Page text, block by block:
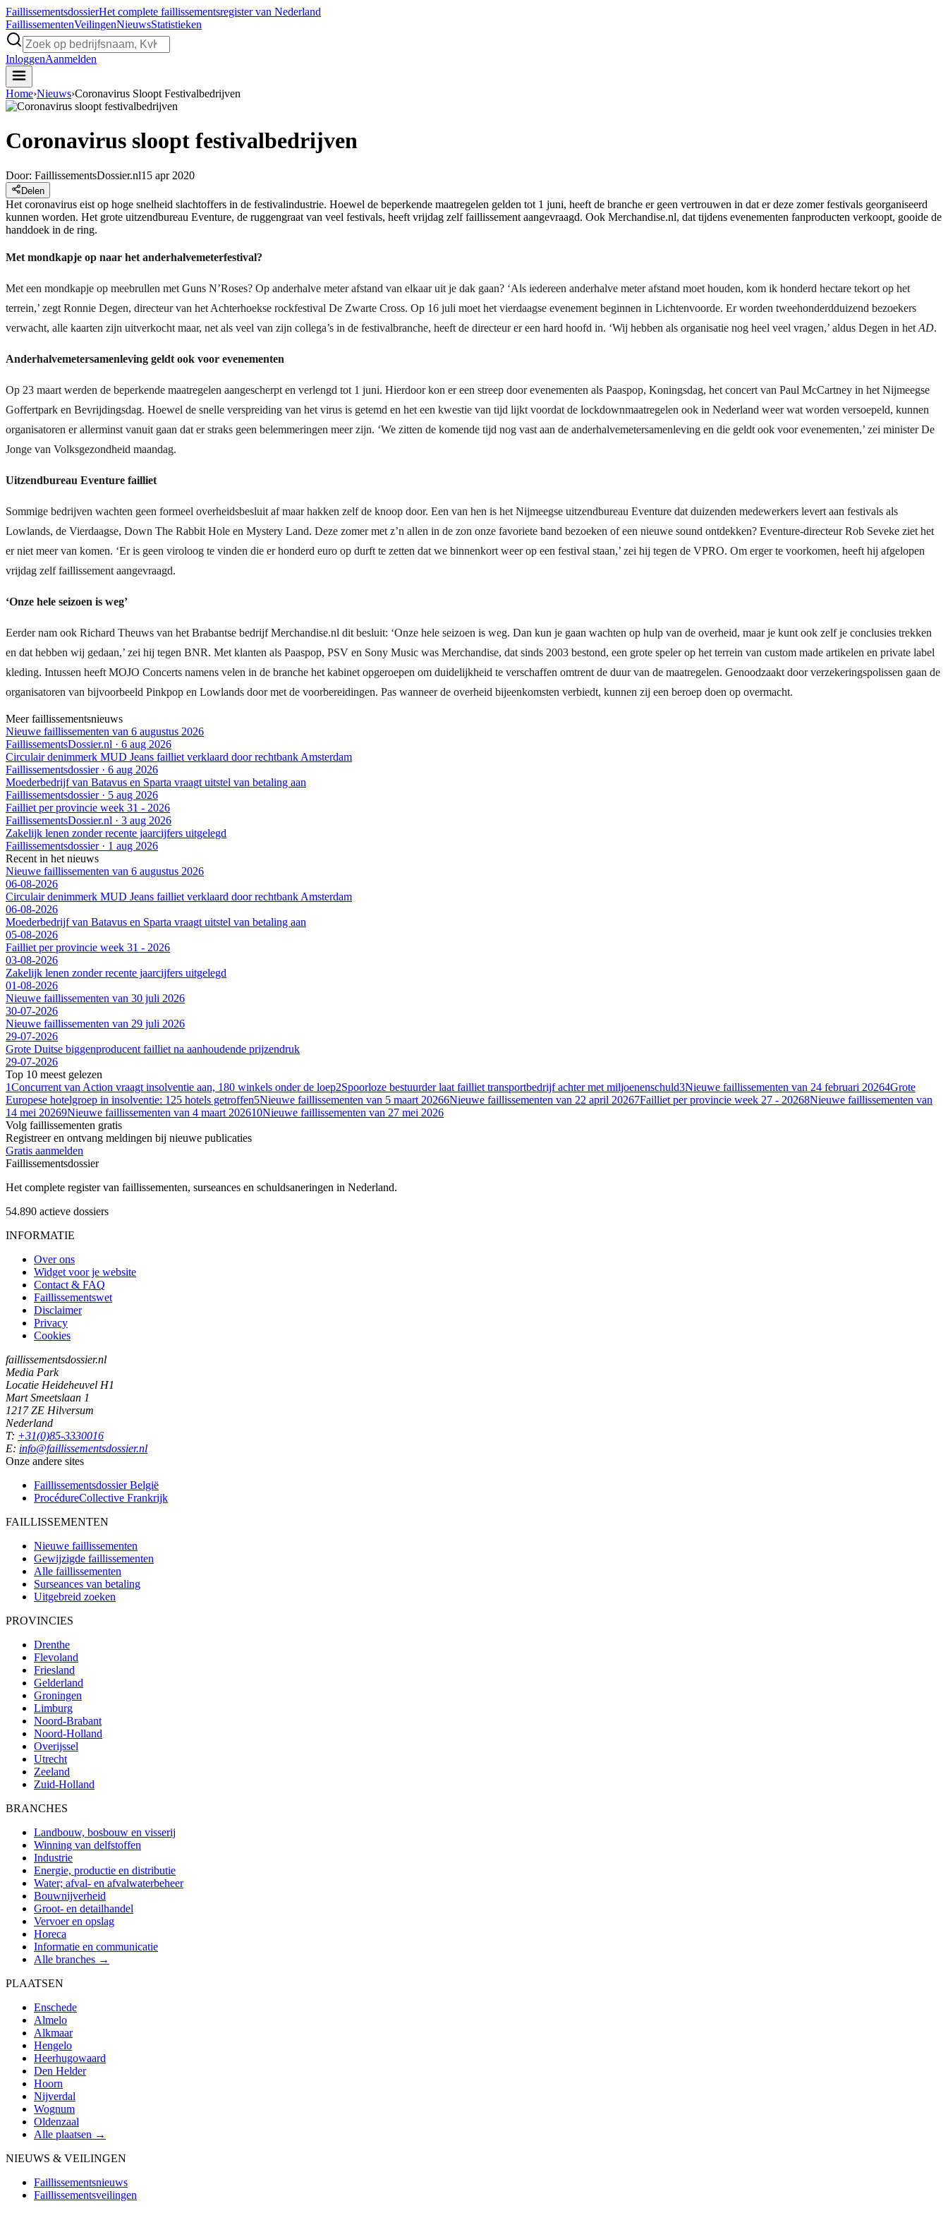
FaillissementsdossierHet complete faillissementsregister van Nederland
FaillissementenVeilingenNieuwsStatistieken
InloggenAanmelden
Home›Nieuws›Coronavirus Sloopt Festivalbedrijven
Coronavirus sloopt festivalbedrijven
Door: FaillissementsDossier.nl15 apr 2020
Delen
Het coronavirus eist op hoge snelheid slachtoffers in de festivalindustrie. Hoewel de beperkende maatregelen gelden tot 1 juni, heeft de branche er geen vertrouwen in dat er deze zomer festivals georganiseerd
kunnen worden. Het grote uitzendbureau Eventure, de ruggengraat van veel festivals, heeft vrijdag zelf faillissement aangevraagd. Ook Merchandise.nl, dat tijdens evenementen fanproducten verkoopt, gooide de
handdoek in de ring.
Met mondkapje op naar het anderhalvemeterfestival?
Met een mondkapje op meebrullen met Guns N’Roses? Op anderhalve meter afstand van elkaar uit je dak gaan? ‘Als iedereen anderhalve meter afstand moet houden, kom ik honderd hectare tekort op het
terrein,’ zegt Ronnie Degen, directeur van het Achterhoekse rockfestival De Zwarte Cross. Op 16 juli moet het vierdaagse evenement beginnen in Lichtenvoorde. Er worden tweehonderdduizend bezoekers
verwacht, alle kaarten zijn uitverkocht maar, net als veel van zijn collega’s in de festivalbranche, heeft de directeur er een hard hoofd in. ‘Wij hebben als organisatie nog heel veel vragen,’ aldus Degen in het AD.
Anderhalvemetersamenleving geldt ook voor evenementen
Op 23 maart werden de beperkende maatregelen aangescherpt en verlengd tot 1 juni. Hierdoor kon er een streep door evenementen als Paaspop, Koningsdag, het concert van Paul McCartney in het Nijmeegse
Goffertpark en Bevrijdingsdag. Hoewel de snelle verspreiding van het virus is getemd en het een kwestie van tijd lijkt voordat de lockdownmaatregelen ook in Nederland weer wat worden versoepeld, kunnen
organisatoren er allerminst vanuit gaan dat er straks geen belemmeringen meer zijn. ‘We zitten de komende tijd nog vast aan de anderhalvemetersamenleving en die geldt ook voor evenementen,’ zei minister De
Jonge van Volksgezondheid maandag.
Uitzendbureau Eventure failliet
Sommige bedrijven wachten geen formeel overheidsbesluit af maar hakken zelf de knoop door. Een van hen is het Nijmeegse uitzendbureau Eventure dat duizenden medewerkers levert aan festivals als
Lowlands, de Vierdaagse, Down The Rabbit Hole en Mystery Land. Deze zomer met z’n allen in de zon onze favoriete band bezoeken of een nieuwe sound ontdekken? Eventure-directeur Rob Seveke ziet het
er niet meer van komen. ‘Er is geen viroloog te vinden die er honderd euro op durft te zetten dat we binnenkort weer op een festival staan,’ zei hij tegen de VPRO. Om erger te voorkomen, heeft hij afgelopen
vrijdag zelf faillissement aangevraagd.
‘Onze hele seizoen is weg’
Eerder nam ook Richard Theuws van het Brabantse bedrijf Merchandise.nl dit besluit: ‘Onze hele seizoen is weg. Dan kun je gaan wachten op hulp van de overheid, maar je kunt ook zelf je conclusies trekken
en dat hebben wij gedaan,’ zei hij tegen BNR. Met klanten als Paaspop, PSV en Sony Music was Merchandise, dat sinds 2003 bestond, een grote speler op het terrein van custom made artikelen en private label
kleding. Intussen heeft MOJO Concerts namens velen in de branche het kabinet opgeroepen om duidelijkheid te verschaffen omtrent de duur van de maatregelen. Genoodzaakt door verzekeringspolissen gaan de
organisatoren van bijvoorbeeld Pinkpop en Lowlands door met de voorbereidingen. Pas wanneer de overheid bijeenkomsten verbiedt, kunnen zij een beroep doen op overmacht.
Meer faillissementsnieuws
Nieuwe faillissementen van 6 augustus 2026
FaillissementsDossier.nl · 6 aug 2026
Circulair denimmerk MUD Jeans failliet verklaard door rechtbank Amsterdam
Faillissementsdossier· 6 aug 2026
Moederbedrijf van Batavus en Sparta vraagt uitstel van betaling aan
Faillissementsdossier· 5 aug 2026
Failliet per provincie week 31 - 2026
FaillissementsDossier.nl · 3 aug 2026
Zakelijk lenen zonder recente jaarcijfers uitgelegd
Faillissementsdossier· 1 aug 2026
Recent in het nieuws
Nieuwe faillissementen van 6 augustus 2026
06-08-2026
Circulair denimmerk MUD Jeans failliet verklaard door rechtbank Amsterdam
06-08-2026
Moederbedrijf van Batavus en Sparta vraagt uitstel van betaling aan
05-08-2026
Failliet per provincie week 31 - 2026
03-08-2026
Zakelijk lenen zonder recente jaarcijfers uitgelegd
01-08-2026
Nieuwe faillissementen van 30 juli 2026
30-07-2026
Nieuwe faillissementen van 29 juli 2026
29-07-2026
Grote Duitse biggenproducent failliet na aanhoudende prijzendruk
29-07-2026
Top 10 meest gelezen
1Concurrent van Action vraagt insolventie aan, 180 winkels onder de loep2Spoorloze bestuurder laat failliet transportbedrijf achter met miljoenenschuld3Nieuwe faillissementen van 24 februari 20264Grote
Europese hotelgroep in insolventie: 125 hotels getroffen5Nieuwe faillissementen van 5 maart 20266Nieuwe faillissementen van 22 april 20267Failliet per provincie week 27 - 20268Nieuwe faillissementen van
14 mei 20269Nieuwe faillissementen van 4 maart 202610Nieuwe faillissementen van 27 mei 2026
Volg faillissementen gratis
Registreer en ontvang meldingen bij nieuwe publicaties
Gratis aanmelden
Faillissementsdossier
Het complete register van faillissementen, surseances en schuldsaneringen in Nederland.
54.890 actieve dossiers
INFORMATIE
Over ons
Widget voor je website
Contact & FAQ
Faillissementswet
Disclaimer
Privacy
Cookies
faillissementsdossier.nl
Media Park
Locatie Heideheuvel H1
Mart Smeetslaan 1
1217 ZE Hilversum
Nederland
T: +31(0)85-3330016
E: info@faillissementsdossier.nl
Onze andere sites
Faillissementsdossier België
ProcédureCollective Frankrijk
FAILLISSEMENTEN
Nieuwe faillissementen
Gewijzigde faillissementen
Alle faillissementen
Surseances van betaling
Uitgebreid zoeken
PROVINCIES
Drenthe
Flevoland
Friesland
Gelderland
Groningen
Limburg
Noord-Brabant
Noord-Holland
Overijssel
Utrecht
Zeeland
Zuid-Holland
BRANCHES
Landbouw, bosbouw en visserij
Winning van delfstoffen
Industrie
Energie, productie en distributie
Water; afval- en afvalwaterbeheer
Bouwnijverheid
Groot- en detailhandel
Vervoer en opslag
Horeca
Informatie en communicatie
Alle branches →
PLAATSEN
Enschede
Almelo
Alkmaar
Hengelo
Heerhugowaard
Den Helder
Hoorn
Nijverdal
Wognum
Oldenzaal
Alle plaatsen →
NIEUWS & VEILINGEN
Faillissementsnieuws
Faillissementsveilingen